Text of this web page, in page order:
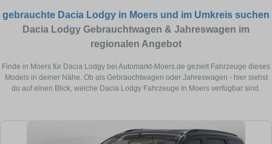
gebrauchte Dacia Lodgy in Moers und im Umkreis suchen
Dacia Lodgy Gebrauchtwagen & Jahreswagen im
regionalen Angebot
Finde in Moers für Dacia Lodgy bei Automarkt-Moers.de gezielt Fahrzeuge dieses
Models in deiner Nähe. Ob als Gebrauchtwagen oder Jahreswagen - hier siehst
du auf einen Blick, welche Dacia Lodgy Fahrzeuge in Moers verfügbar sind.